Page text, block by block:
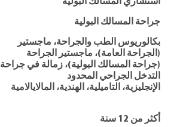
جراحة المسالك البولية
بكالوريوس الطب والجراحة، ماجستير
(الجراحة العامة)، ماجستير الجراحة
(جراحة المسالك البولية)، زمالة في جراحة
التدخل الجراحي المحدود
الإنجليزية، التاميلية، الهندية، المالايالامية
أكثر من 12 سنة